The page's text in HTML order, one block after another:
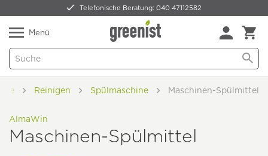
Telefonische Beratung: 040 47112582
Natürlich Pflanzlich Lecker
Menü
Reinigen Spülmaschine Maschinen-Spülmittel
AlmaWin
Maschinen-Spülmittel